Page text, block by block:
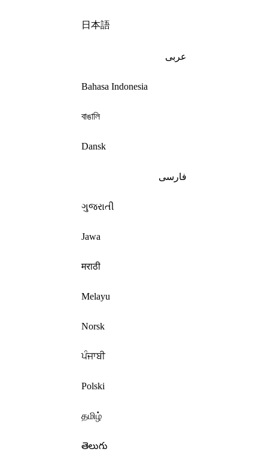
日本語
عربى
Bahasa Indonesia
বাঙালি
Dansk
فارسی
ગુજરાતી
Jawa
मराठी
Melayu
Norsk
ਪੰਜਾਬੀ
Polski
தமிழ்
తెలుగు